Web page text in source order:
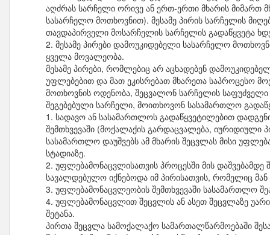
აღძრას სარჩელი ორივე ან ერთ-ერთი მხარის მიმართ
სასარჩელო მოთხოვნით). მესამე პირის სარჩელის
თავდაპირველი მოსარჩელის სარჩელის გადაწყვეტა
2. მესამე პირები დამოუკიდებელი სასარჩელო
ყველა მოვალეობა.
მესამე პირები, რომლებიც არ აცხადებენ
უფლებებით და მათ ეკისრებათ მხარეთა საპროცესო
მოთხოვნის ოდენობა, შეცვალონ სარჩელის საფუძველი
შეგებებული სარჩელი, მოითხოვონ სასამართლო
1. სადავო ან სასამართლოს გადაწყვეტილებით
შემთხვევაში (მოქალაქის გარდაცვალება, იურიდიული
სასამართლო დაუშვებს ამ მხარის შეცვლას მისი
სტადიაზე.
2. უფლებამონაცვლისათვის პროცესში მის
სავალდებულო იქნებოდა იმ პირისათვის, რომელიც
3. უფლებამონაცვლეობის შემთხვევაში სასამართლო
4. უფლებამონაცვლით შეცვლის ან ასეთ შეცვლაზე
შეტანა.
პირთა შეცვლა სამოქალაქო სამართალწარმოებაში